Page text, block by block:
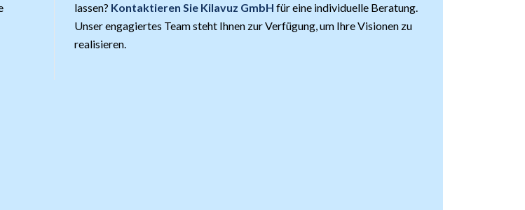
lassen? Kontaktieren Sie Kilavuz GmbH für eine individuelle Beratung.
Unser engagiertes Team steht Ihnen zur Verfügung, um Ihre Visionen zu
realisieren.